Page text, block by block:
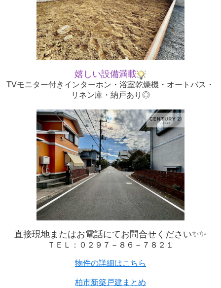
嬉しい設備満載
TVモニター付きインターホン・浴室乾燥機・オートバス・
リネン庫・納戸あり◎
直接現地またはお電話にてお問合せください✨✨
ＴＥＬ：０２９７－８６－７８２１
物件の詳細はこちら
柏市新築戸建まとめ